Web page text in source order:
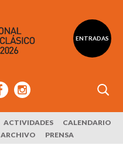
ENTRADAS
ACTIVIDADES
CALENDARIO
ARCHIVO PRENSA